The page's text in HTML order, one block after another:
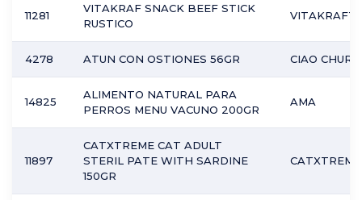
11281
VITAKRAF SNACK BEEF STICK
RUSTICO
VITAKRAFT
4278 ATUN CON OSTIONES 56GR CIAO CHURU
14825
ALIMENTO NATURAL PARA
PERROS MENU VACUNO 200GR
AMA
11897
CATXTREME CAT ADULT
STERIL PATE WITH SARDINE
150GR
CATXTREME